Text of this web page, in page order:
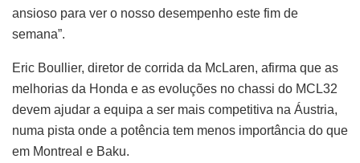
ansioso para ver o nosso desempenho este fim de
semana”.
Eric Boullier, diretor de corrida da McLaren, afirma que as
melhorias da Honda e as evoluções no chassi do MCL32
devem ajudar a equipa a ser mais competitiva na Áustria,
numa pista onde a potência tem menos importância do que
em Montreal e Baku.